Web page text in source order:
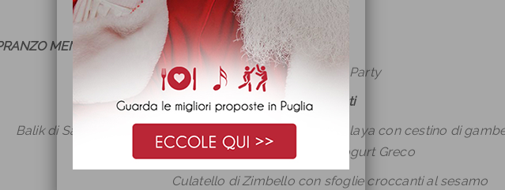
MENU’ EPIFANIA – 06/01/2016
Finger Food Party
Antipasti
Balik di Salmone Selvatico al fumo di sale rosa dell’himalaya con cestino di
all’emulsione di Yogurt Greco
Culatello di Zimbello con sfoglie croccanti al sesamo